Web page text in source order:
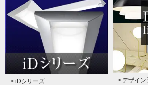
> iDシリーズ > デザイン